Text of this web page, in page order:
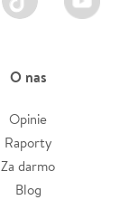
O nas
Opinie
Raporty
Za darmo
Blog